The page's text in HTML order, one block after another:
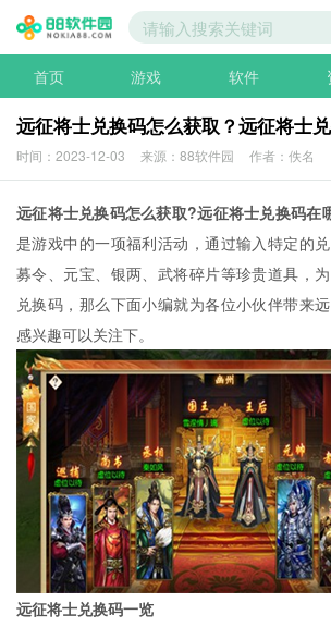
首页 游戏 软件
远征将士兑换码怎么获取？远征将士
时间：2023-12-03 来源：88软件园 作者：佚名
远征将士兑换码怎么获取?远征将士兑换码在
是游戏中的一项福利活动，通过输入特定的
募令、元宝、银两、武将碎片等珍贵道具，
兑换码，那么下面小编就为各位小伙伴带来
感兴趣可以关注下。
远征将士兑换码一览